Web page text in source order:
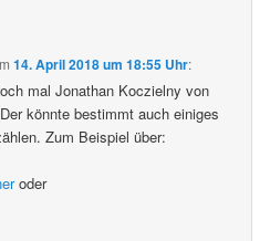
14. April 2018 um 18:55 Uhr:
mal Jonathan Koczielny von
könnte bestimmt auch einiges
Zum Beispiel über:
oder